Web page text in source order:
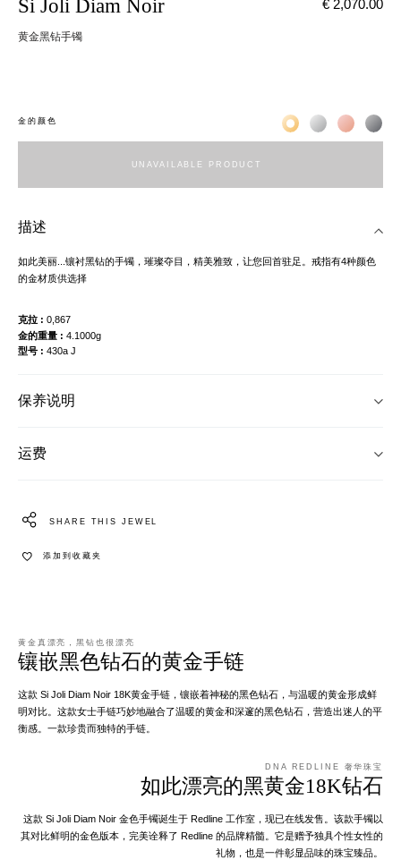
Si Joli Diam Noir
黄金黑钻手镯
€ 2,070.00
金的颜色 Жёлтое золото 18К
Белое золото
Розовое
UNAVAILABLE PRODUCT
描述
如此美丽...镶衬黑钻的手镯，璀璨夺目，精美雅致，让您回首驻足。戒指有4种颜色
的金材质供选择
克拉
0,867
金的重量
4.1000g
型号
430a J
保养说明
运费
SHARE THIS JEWEL
添加到收藏夹
黄金真漂亮，黑钻也很漂亮
镶嵌黑色钻石的黄金手链
这款 Si Joli Diam Noir 18K黄金手链，镶嵌着神秘的黑色钻石，与温暖的黄金形成鲜
明对比。这款女士手链巧妙地融合了温暖的黄金和深邃的黑色钻石，营造出迷人的平
衡感。一款珍贵而独特的手链。
DNA REDLINE 奢华珠宝
如此漂亮的黑黄金18K钻石
这款 Si Joli Diam Noir 金色手镯诞生于 Redline 工作室，现已在线发售。该款手镯以
其对比鲜明的金色版本，完美诠释了 Redline 的品牌精髓。它是赠予独具个性女性的
礼物，也是一件彰显品味的珠宝臻品。